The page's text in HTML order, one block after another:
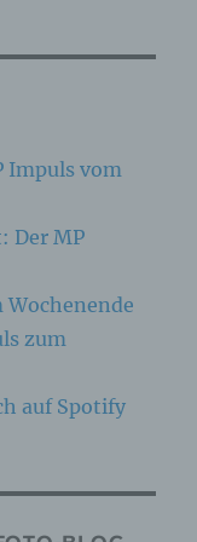
Impuls vom
Der MP
Wochenende
zum
auf Spotify
Person
oder
deren
für die
Vorgang